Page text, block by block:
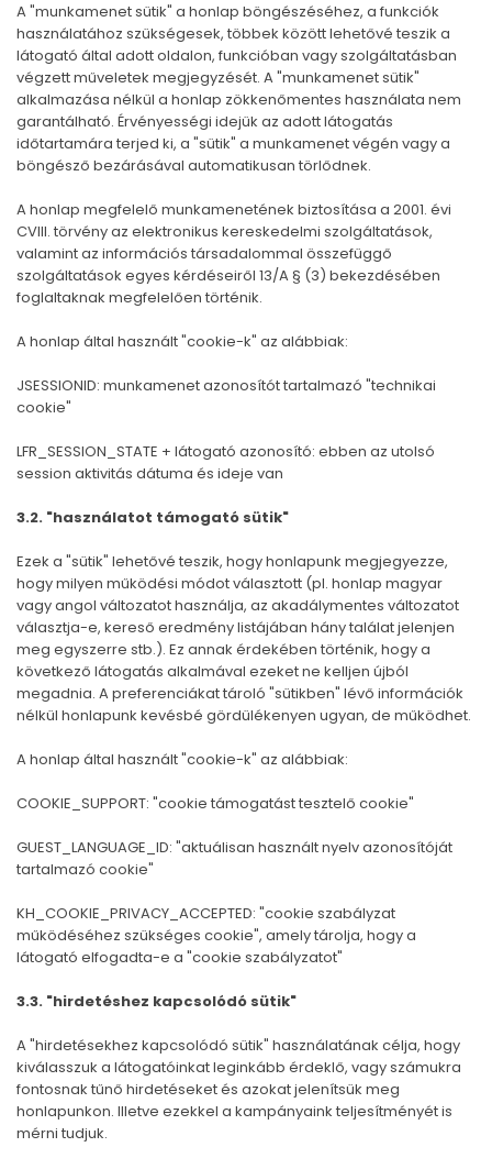
A "munkamenet sütik" a honlap böngészéséhez, a funkciók
használatához szükségesek, többek között lehetővé teszik a
látogató által adott oldalon, funkcióban vagy szolgáltatásban
végzett műveletek megjegyzését. A "munkamenet sütik"
alkalmazása nélkül a honlap zökkenőmentes használata nem
garantálható. Érvényességi idejük az adott látogatás
időtartamára terjed ki, a "sütik" a munkamenet végén vagy a
böngésző bezárásával automatikusan törlődnek.
A honlap megfelelő munkamenetének biztosítása a 2001. évi
CVIII. törvény az elektronikus kereskedelmi szolgáltatások,
valamint az információs társadalommal összefüggő
szolgáltatások egyes kérdéseiről 13/A § (3) bekezdésében
foglaltaknak megfelelően történik.
A honlap által használt "cookie-k" az alábbiak:
JSESSIONID: munkamenet azonosítót tartalmazó "technikai
cookie"
LFR_SESSION_STATE + látogató azonosító: ebben az utolsó
session aktivitás dátuma és ideje van
3.2. "használatot támogató sütik"
Ezek a "sütik" lehetővé teszik, hogy honlapunk megjegyezze,
hogy milyen működési módot választott (pl. honlap magyar
vagy angol változatot használja, az akadálymentes változatot
választja-e, kereső eredmény listájában hány találat jelenjen
meg egyszerre stb.). Ez annak érdekében történik, hogy a
következő látogatás alkalmával ezeket ne kelljen újból
megadnia. A preferenciákat tároló "sütikben" lévő információk
nélkül honlapunk kevésbé gördülékenyen ugyan, de működhet.
A honlap által használt "cookie-k" az alábbiak:
COOKIE_SUPPORT: "cookie támogatást tesztelő cookie"
GUEST_LANGUAGE_ID: "aktuálisan használt nyelv azonosítóját
tartalmazó cookie"
KH_COOKIE_PRIVACY_ACCEPTED: "cookie szabályzat
működéséhez szükséges cookie", amely tárolja, hogy a
látogató elfogadta-e a "cookie szabályzatot"
3.3. "hirdetéshez kapcsolódó sütik"
A "hirdetésekhez kapcsolódó sütik" használatának célja, hogy
kiválasszuk a látogatóinkat leginkább érdeklő, vagy számukra
fontosnak tűnő hirdetéseket és azokat jelenítsük meg
honlapunkon. Illetve ezekkel a kampányaink teljesítményét is
mérni tudjuk.